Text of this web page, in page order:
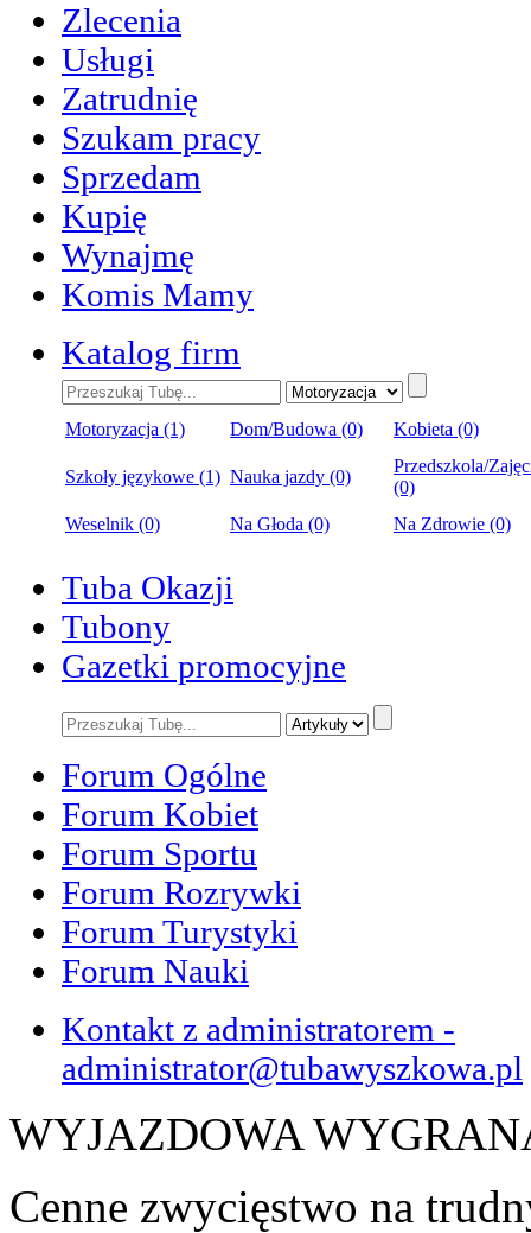
Zlecenia
Usługi
Zatrudnię
Szukam pracy
Sprzedam
Kupię
Wynajmę
Komis Mamy
Katalog firm
Motoryzacja (1) Dom/Budowa (0) Kobieta (0)
Szkoły językowe (1) Nauka jazdy (0)
Przedszkola/
(0)
Weselnik (0)
Na Głoda (0) Na Zdrowie (0)
Tuba Okazji
Tubony
Gazetki promocyjne
Forum Ogólne
Forum Kobiet
Forum Sportu
Forum Rozrywki
Forum Turystyki
Forum Nauki
Kontakt z administratorem -
administrator@tubawyszkowa.pl
WYJAZDOWA
Cenne zwycięstwo na